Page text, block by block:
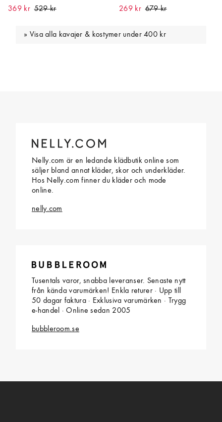
369 kr
269 kr
Visa alla kavajer & kostymer under 400 kr
Nelly.com är en ledande klädbutik online som
säljer bland annat kläder, skor och underkläder.
Hos Nelly.com finner du kläder och mode
online.
nelly.com
Tusentals varor, snabba leveranser. Senaste nytt
från kända varumärken! Enkla returer · Upp till
50 dagar faktura · Exklusiva varumärken · Trygg
e-handel · Online sedan 2005
bubbleroom.se